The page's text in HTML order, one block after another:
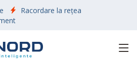
Racordare la rețea